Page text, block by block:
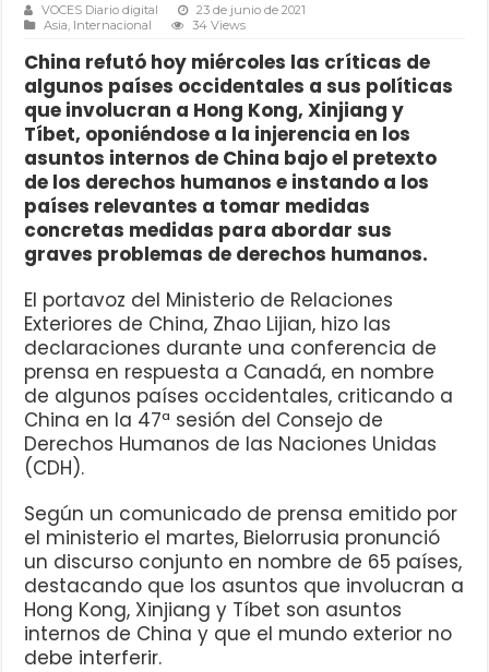
VOCES Diario digital
23 de junio de 2021
Asia Internacional 34 Views
China refutó hoy miércoles las críticas de
algunos países occidentales a sus políticas
que involucran a Hong Kong, Xinjiang y
Tíbet, oponiéndose a la injerencia en los
asuntos internos de China bajo el pretexto
de los derechos humanos e instando a los
países relevantes a tomar medidas
concretas medidas para abordar sus
graves problemas de derechos humanos.
El portavoz del Ministerio de Relaciones
Exteriores de China, Zhao Lijian, hizo las
declaraciones durante una conferencia de
prensa en respuesta a Canadá, en nombre
de algunos países occidentales, criticando a
China en la 47ª sesión del Consejo de
Derechos Humanos de las Naciones Unidas
(CDH).
Según un comunicado de prensa emitido por
el ministerio el martes, Bielorrusia pronunció
un discurso conjunto en nombre de 65 países,
destacando que los asuntos que involucran a
Hong Kong, Xinjiang y Tíbet son asuntos
internos de China y que el mundo exterior no
debe interferir.